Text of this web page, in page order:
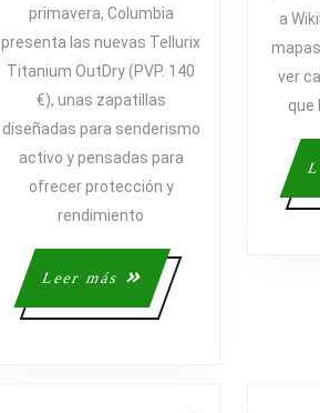
NUEVAS
TELLURIX
TITANIUM
OUTDRY
primavera, Columbia
presenta las nuevas Tellurix
Titanium OutDry (PVP. 140
€), unas zapatillas
diseñadas para senderismo
activo y pensadas para
ofrecer protección y
rendimiento
Leer más
Leer
más
a
ver
que